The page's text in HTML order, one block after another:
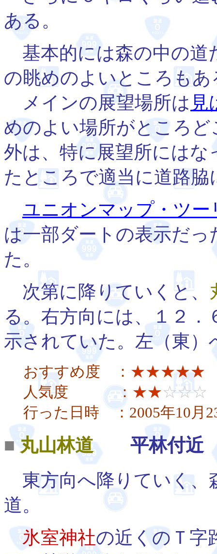
ある。
基本的には森の中の道
の眺めのよいところもあ
メインの展望場所は 見
めのよい場所がところ
外は、特に展望所には
たところで適当に道路脇
ユニオンマップ・ツー
は一部ダートの表示だ
た。
次第に降りていくと、
る。右方向には、１２
示されていた。左（東）
おすすめ度 ： ★★★★★
人気度 ： ★★☆☆☆
行った日時 ：2005年10月
■ 丸山林道平林付近
東方向へ降りていく、
道。
氷室神社の近くのＴ字